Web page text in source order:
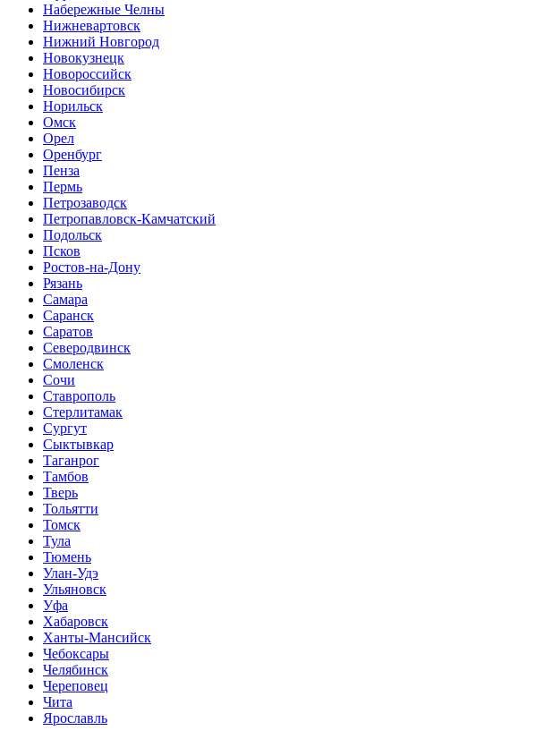
Набережные Челны
Нижневартовск
Нижний Новгород
Новокузнецк
Новороссийск
Новосибирск
Норильск
Омск
Орел
Оренбург
Пенза
Пермь
Петрозаводск
Петропавловск-Камчатский
Подольск
Псков
Ростов-на-Дону
Рязань
Самара
Саранск
Саратов
Северодвинск
Смоленск
Сочи
Ставрополь
Стерлитамак
Сургут
Сыктывкар
Таганрог
Тамбов
Тверь
Тольятти
Томск
Тула
Тюмень
Улан-Удэ
Ульяновск
Уфа
Хабаровск
Ханты-Мансийск
Чебоксары
Челябинск
Череповец
Чита
Ярославль